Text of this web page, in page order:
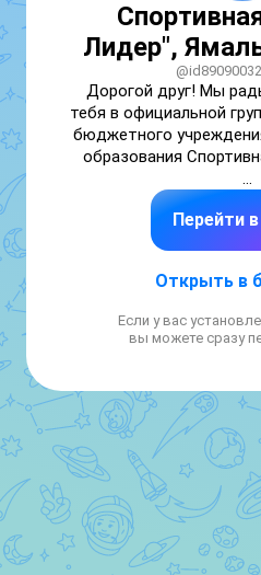
Лидер",
Дорогой друг! Мы
тебя в официальной
бюджетного
образования
Здесь мы
фоторепортажи о
событиях
+7 (34996)
Перейти
Открыть в
Если у вас
вы можете сразу